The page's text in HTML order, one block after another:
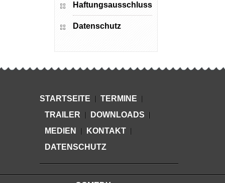
Haftungsausschluss
Datenschutz
STARTSEITE
TERMINE
TRAILER
DOWNLOADS
MEDIEN
KONTAKT
DATENSCHUTZ